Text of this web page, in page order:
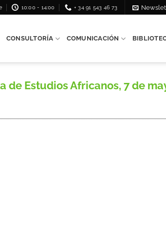
10:00 - 14:00 + 34 91 543 46 73
CONSULTORÍA COMUNICACIÓN
de Estudios Africanos, 7 de